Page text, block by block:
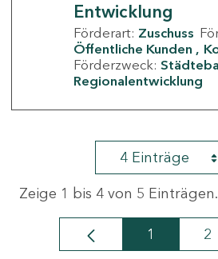
Entwicklung
Förderart: Zuschuss
Öffentliche Kunden
Förderzweck:
Regionalentwicklung
4 Einträge
Zeige 1 bis 4 von 5 Einträgen.
Seite
1 2